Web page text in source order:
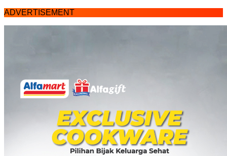
ADVERTISEMENT